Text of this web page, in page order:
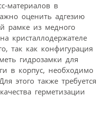
материалов в
оценить адгезию
рамке из медного
кристаллодержателе
так как конфигурация
гидрозамки для
в корпус, необходимо
этого также требуется
герметизации